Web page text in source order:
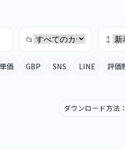
📂 ↕︎
価 GBP SNS LINE
評価
ダウンロード方法：